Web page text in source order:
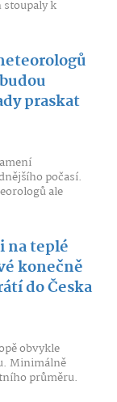
k
praskat
počasí.
ale
na teplé
konečně
do Česka
obvykle
Minimálně
průměru.